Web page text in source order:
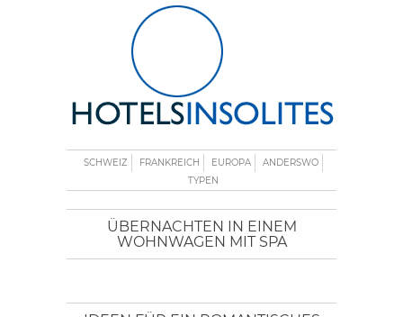
SCHWEIZ FRANKREICH EUROPA
ANDERSWO
TYPEN
ÜBERNACHTEN IN EINEM
WOHNWAGEN MIT SPA